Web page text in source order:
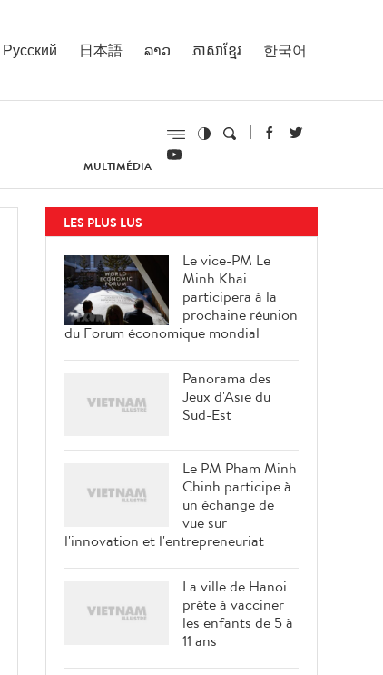
Русский 日本語 ລາວ ភាសាខ្មែរ 한국어
MULTIMÉDIA
LES PLUS LUS
Le vice-PM Le
Minh Khai
participera à la
prochaine réunion
du Forum économique mondial
Panorama des
Jeux d'Asie du
Sud-Est
Le PM Pham Minh
Chinh participe à
un échange de
vue sur
l'innovation et l'entrepreneuriat
La ville de Hanoi
prête à vacciner
les enfants de 5 à
11 ans